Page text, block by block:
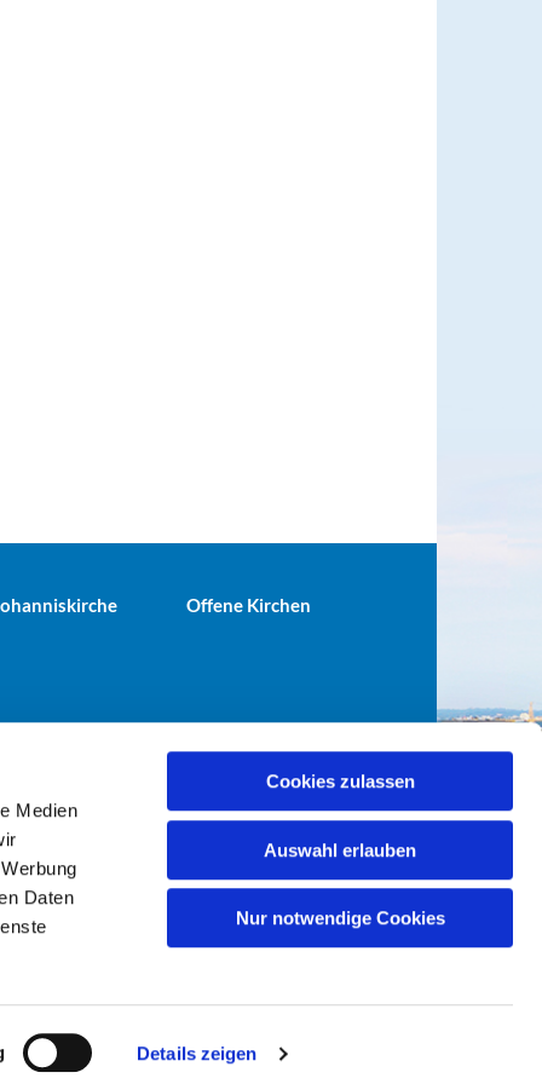
Medien
Daten
Details zeigen
Cookies zulassen
Auswahl erlauben
Nur notwendige Cookies
Offene Kirchen
gemeinde-tiergarten.de